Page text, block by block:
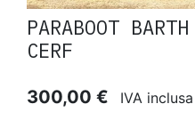
PARABOOT
CERF
300,00 € IVA inclusa